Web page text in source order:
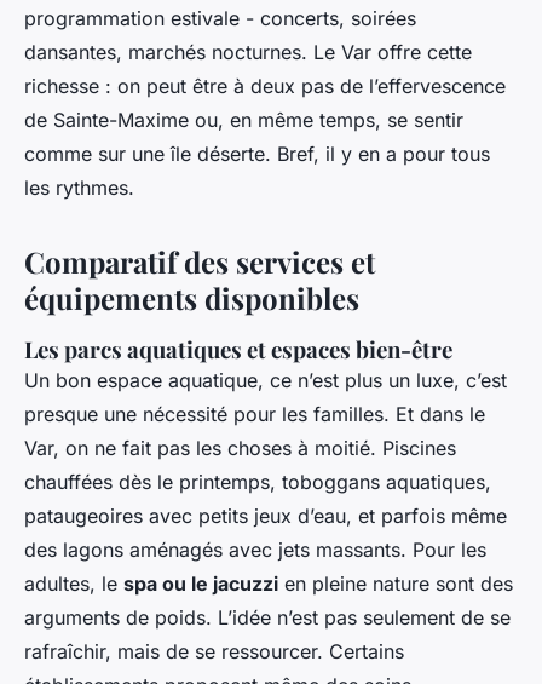
programmation estivale - concerts, soirées
dansantes, marchés nocturnes. Le Var offre cette
richesse : on peut être à deux pas de l’effervescence
de Sainte-Maxime ou, en même temps, se sentir
comme sur une île déserte. Bref, il y en a pour tous
les rythmes.
Comparatif des services et
équipements disponibles
Les parcs aquatiques et espaces bien-être
Un bon espace aquatique, ce n’est plus un luxe, c’est
presque une nécessité pour les familles. Et dans le
Var, on ne fait pas les choses à moitié. Piscines
chauffées dès le printemps, toboggans aquatiques,
pataugeoires avec petits jeux d’eau, et parfois même
des lagons aménagés avec jets massants. Pour les
adultes, le spa ou le jacuzzi en pleine nature sont des
arguments de poids. L’idée n’est pas seulement de se
rafraîchir, mais de se ressourcer. Certains